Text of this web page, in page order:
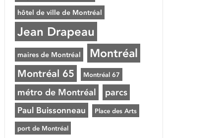
hôtel de ville de Montréal
Jean Drapeau
maires de Montréal Montréal
Montréal 65 Montréal 67
métro de Montréal parcs
Paul Buissonneau Place des Arts
port de Montréal